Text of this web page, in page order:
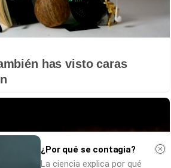
has visto caras
¿Por qué se contagia?
La ciencia explica por qué